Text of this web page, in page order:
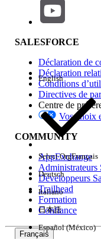
Impact des
Edition
Expérience
SALESFORCE
Déclaration de
Déclaration
Conditions
Directives de
Centre de
Vos choix
COMMUNITY
AppExchange
Administrateurs
Développeurs
Trailhead
Formation
Confiance
Français
English
Select OrgFrançais
Deutsch
Italiano
日本語
Español (México)